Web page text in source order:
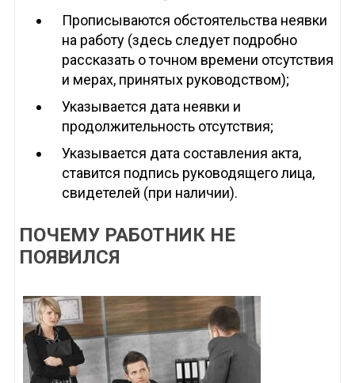
Прописываются обстоятельства неявки
на работу (здесь следует подробно
рассказать о точном времени отсутствия
и мерах, принятых руководством);
Указывается дата неявки и
продолжительность отсутствия;
Указывается дата составления акта,
ставится подпись руководящего лица,
свидетелей (при наличии).
ПОЧЕМУ РАБОТНИК НЕ
ПОЯВИЛСЯ